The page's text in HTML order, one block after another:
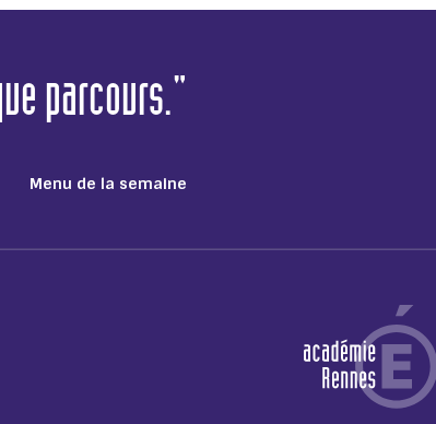
parcours."
Menu de la semaine